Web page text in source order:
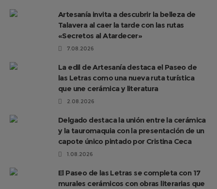
Artesanía invita a descubrir la belleza de
Talavera al caer la tarde con las rutas
«Secretos al Atardecer»
7.08.2026
La edil de Artesanía destaca el Paseo de
las Letras como una nueva ruta turística
que une cerámica y literatura
2.08.2026
Delgado destaca la unión entre la cerámica
y la tauromaquia con la presentación de un
capote único pintado por Cristina Ceca
1.08.2026
El Paseo de las Letras se completa con 17
murales cerámicos con obras literarias que